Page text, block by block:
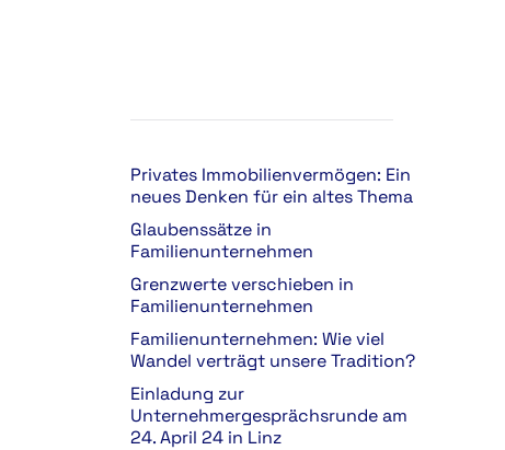
Privates Immobilienvermögen: Ein
neues Denken für ein altes Thema
Glaubenssätze in
Familienunternehmen
Grenzwerte verschieben in
Familienunternehmen
Familienunternehmen: Wie viel
Wandel verträgt unsere Tradition?
Einladung zur
Unternehmergesprächsrunde am
24. April 24 in Linz